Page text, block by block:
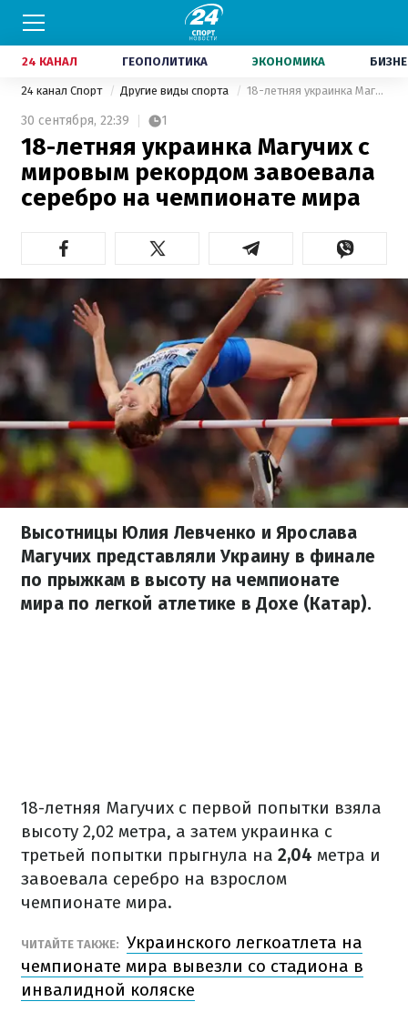
24 КАНАЛ ГЕОПОЛИТИКА ЭКОНОМИКА
24 канал Спорт Другие виды спорта 18-летняя украинка Магучих с мировым рекордом завоевала серебро на чемпионате мира
30 сентября, 22:39 1
18-летняя украинка Магучих с
мировым рекордом завоевала
серебро на чемпионате мира
Высотницы Юлия Левченко и Ярослава
Магучих представляли Украину в финале
по прыжкам в высоту на чемпионате
мира по легкой атлетике в Дохе (Катар).
18-летняя Магучих с первой попытки взяла
высоту 2,02 метра, а затем украинка с
третьей попытки прыгнула на 2,04 метра и
завоевала серебро на взрослом
чемпионате мира.
ЧИТАЙТЕ ТАКЖЕ: Украинского легкоатлета на
чемпионате мира вывезли со стадиона в
инвалидной коляске